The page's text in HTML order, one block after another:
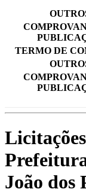
TERMO DE
João dos